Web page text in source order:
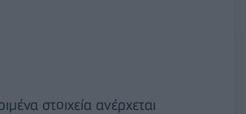
στοιχεία ανέρχεται